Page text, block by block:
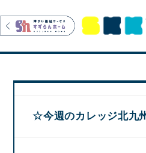
☆今週のカレッジ北九